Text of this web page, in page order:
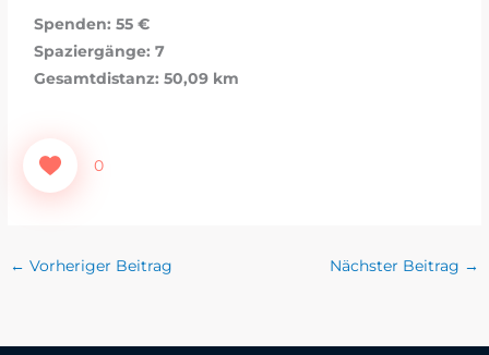
Spenden: 55 €
Spaziergänge: 7
Gesamtdistanz: 50,09 km
0
← Vorheriger Beitrag Nächster Beitrag →